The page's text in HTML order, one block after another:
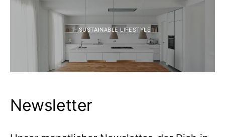
- SUSTAINABLE LIFESTYLE
Newsletter